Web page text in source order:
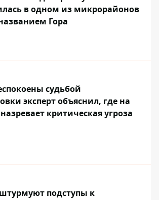
в одном из микрорайонов
Гора
судьбой
эксперт объяснил, где на
критическая угроза
подступы к